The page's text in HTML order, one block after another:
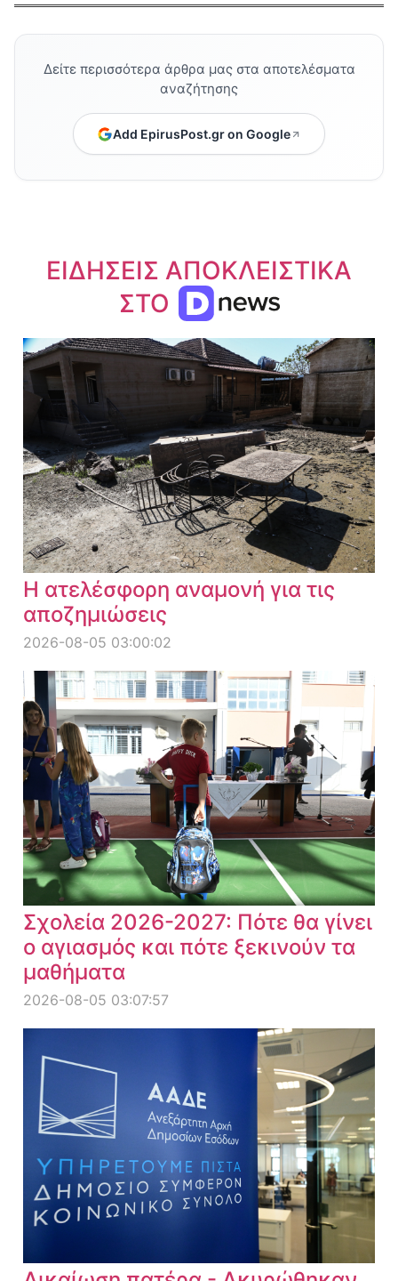
Δείτε περισσότερα άρθρα μας στα αποτελέσματα
αναζήτησης
Add EpirusPost.gr on Google
ΕΙΔΗΣΕΙΣ ΑΠΟΚΛΕΙΣΤΙΚΑ
ΣΤΟ
Η ατελέσφορη αναμονή για τις
αποζημιώσεις
2026-08-05 03:00:02
Σχολεία 2026-2027: Πότε θα γίνει
ο αγιασμός και πότε ξεκινούν τα
μαθήματα
2026-08-05 03:07:57